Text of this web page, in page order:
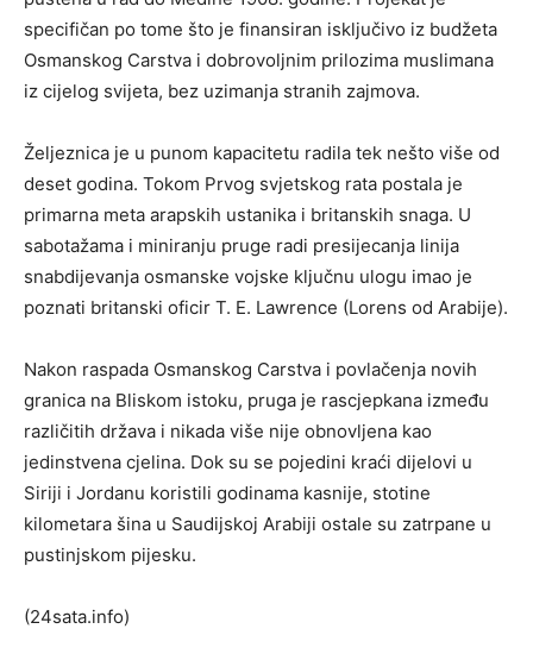
specifičan po tome što je finansiran isključivo iz budžeta
Osmanskog Carstva i dobrovoljnim prilozima muslimana
iz cijelog svijeta, bez uzimanja stranih zajmova.
Željeznica je u punom kapacitetu radila tek nešto više od
deset godina. Tokom Prvog svjetskog rata postala je
primarna meta arapskih ustanika i britanskih snaga. U
sabotažama i miniranju pruge radi presijecanja linija
snabdijevanja osmanske vojske ključnu ulogu imao je
poznati britanski oficir T. E. Lawrence (Lorens od Arabije).
Nakon raspada Osmanskog Carstva i povlačenja novih
granica na Bliskom istoku, pruga je rascjepkana između
različitih država i nikada više nije obnovljena kao
jedinstvena cjelina. Dok su se pojedini kraći dijelovi u
Siriji i Jordanu koristili godinama kasnije, stotine
kilometara šina u Saudijskoj Arabiji ostale su zatrpane u
pustinjskom pijesku.
(24sata.info)